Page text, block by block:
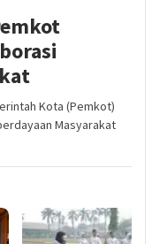
Kota (Pemkot)
Masyarakat